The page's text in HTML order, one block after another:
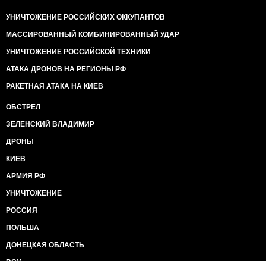
УНИЧТОЖЕНИЕ РОССИЙСКИХ ОККУПАНТОВ
МАССИРОВАННЫЙ КОМБИНИРОВАННЫЙ УДАР
УНИЧТОЖЕНИЕ РОССИЙСКОЙ ТЕХНИКИ
АТАКА ДРОНОВ НА РЕГИОНЫ РФ
РАКЕТНАЯ АТАКА НА КИЕВ
ОБСТРЕЛ
ЗЕЛЕНСКИЙ ВЛАДИМИР
ДРОНЫ
КИЕВ
АРМИЯ РФ
УНИЧТОЖЕНИЕ
РОССИЯ
ПОЛЬША
ДОНЕЦКАЯ ОБЛАСТЬ